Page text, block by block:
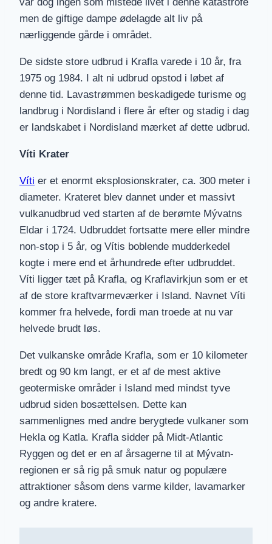
var dog ingen som mistede livet i denne katastrofe
men de giftige dampe ødelagde alt liv på
nærliggende gårde i området.
De sidste store udbrud i Krafla varede i 10 år, fra
1975 og 1984. I alt ni udbrud opstod i løbet af
denne tid. Lavastrømmen beskadigede turisme og
landbrug i Nordisland i flere år efter og stadig i dag
er landskabet i Nordisland mærket af dette udbrud.
Víti Krater
Víti er et enormt eksplosionskrater, ca. 300 meter i
diameter. Krateret blev dannet under et massivt
vulkanudbrud ved starten af ​​de berømte Mývatns
Eldar i 1724. Udbruddet fortsatte mere eller mindre
non-stop i 5 år, og Vítis boblende mudderkedel
kogte i mere end et århundrede efter udbruddet.
Víti ligger tæt på Krafla, og Kraflavirkjun som er et
af de store kraftvarmeværker i Island. Navnet Víti
kommer fra helvede, fordi man troede at nu var
helvede brudt løs.
Det vulkanske område Krafla, som er 10 kilometer
bredt og 90 km langt, er et af ​​de mest aktive
geotermiske områder i Island med mindst tyve
udbrud siden bosættelsen. Dette kan
sammenlignes med andre berygtede vulkaner som
Hekla og Katla. Krafla sidder på Midt-Atlantic
Ryggen og det er en af årsagerne til at Mývatn-
regionen er så rig på smuk natur og populære
attraktioner såsom dens varme kilder, lavamarker
og andre kratere.